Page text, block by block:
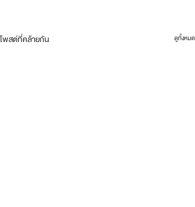
โพสต์ที่คล้ายกัน ดูทั้งหมด